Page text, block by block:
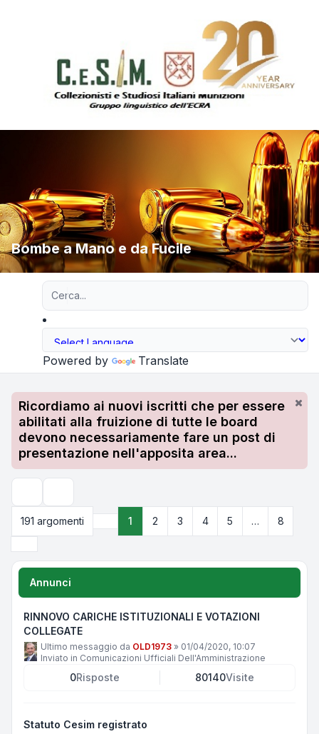
Bombe a Mano e da Fucile
Powered by Translate
Ricordiamo ai nuovi iscritti che per essere
abilitati alla fruizione di tutte le board
devono necessariamente fare un post di
presentazione nell'apposita area...
191 argomenti
Pagina di8
1 2 3 4 5 …
8
Annunci
RINNOVO CARICHE ISTITUZIONALI E VOTAZIONI
COLLEGATE
Ultimo messaggio da OLD1973 » 01/04/2020, 10:07
Inviato in Comunicazioni Ufficiali Dell'Amministrazione
0Risposte 80140Visite
Statuto Cesim registrato